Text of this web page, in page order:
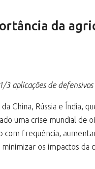
da
3 aplicações de defensivos
China, Rússia e Índia,
uma crise mundial de
frequência,
os impactos da